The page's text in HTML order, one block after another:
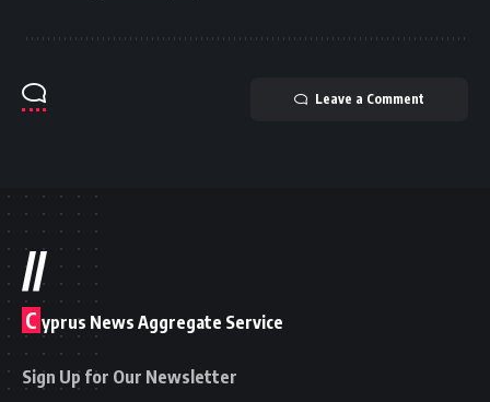
Leave a Comment
//
C yprus News Aggregate Service
Sign Up for Our Newsletter